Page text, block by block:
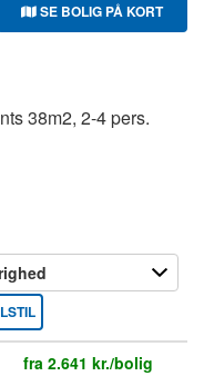
SE BOLIG PÅ KORT
38m2, 2-4 pers.
fra 2.641 kr./bolig